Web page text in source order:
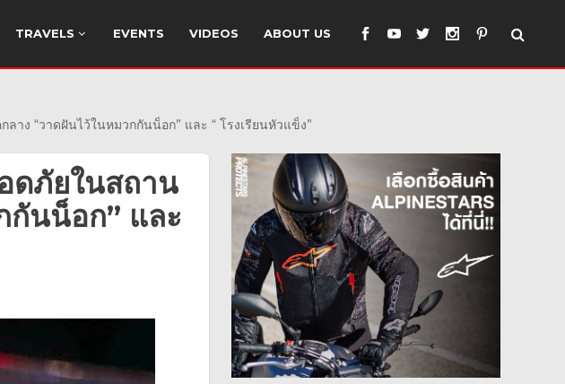
TRAVELS EVENTS VIDEOS ABOUT US
“วาดฝันไว้ในหมวกกันน็อก” และ “ โรงเรียนหัวแข็ง”
ดภัยในสถาน
นน็อก” และ